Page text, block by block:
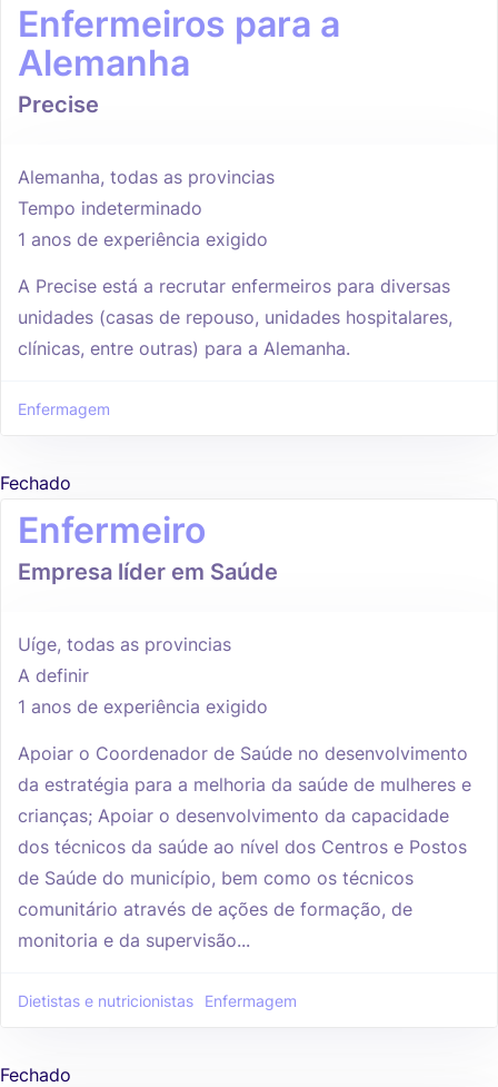
Enfermeiros para a
Alemanha
Precise
Alemanha, todas as provincias
Tempo indeterminado
1 anos de experiência exigido
A Precise está a recrutar enfermeiros para diversas
unidades (casas de repouso, unidades hospitalares,
clínicas, entre outras) para a Alemanha.
Enfermagem
Fechado
Enfermeiro
Empresa líder em Saúde
Uíge, todas as provincias
A definir
1 anos de experiência exigido
Apoiar o Coordenador de Saúde no desenvolvimento
da estratégia para a melhoria da saúde de mulheres e
crianças; Apoiar o desenvolvimento da capacidade
dos técnicos da saúde ao nível dos Centros e Postos
de Saúde do município, bem como os técnicos
comunitário através de ações de formação, de
monitoria e da supervisão...
Dietistas e nutricionistas Enfermagem
Fechado